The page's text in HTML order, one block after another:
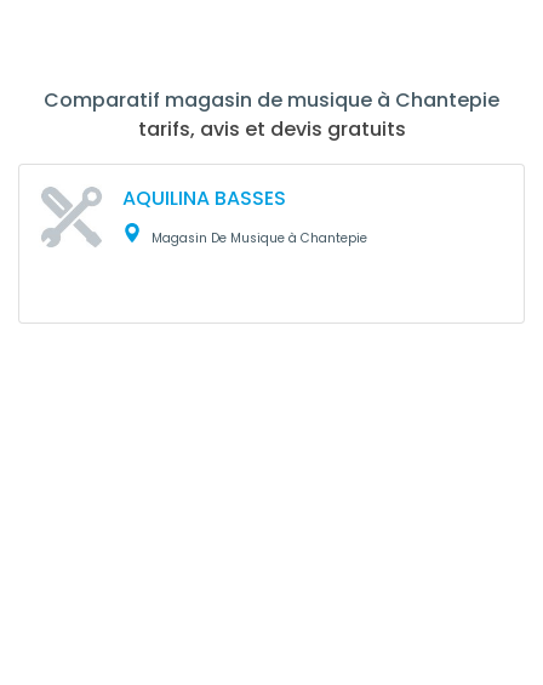
Comparatif magasin de musique à Chantepie
tarifs, avis et devis gratuits
AQUILINA BASSES
Magasin De Musique à Chantepie